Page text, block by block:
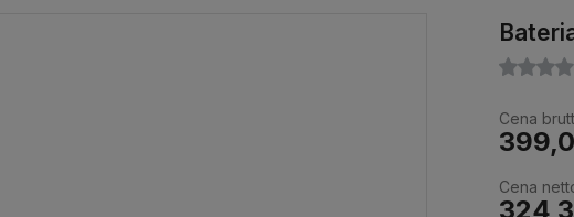
Cena
Cena